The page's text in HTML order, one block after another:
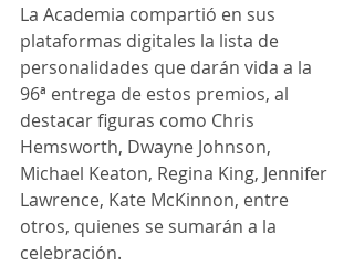
La Academia compartió en sus
plataformas digitales la lista de
personalidades que darán vida a la
96ª entrega de estos premios, al
destacar figuras como Chris
Hemsworth, Dwayne Johnson,
Michael Keaton, Regina King, Jennifer
Lawrence, Kate McKinnon, entre
otros, quienes se sumarán a la
celebración.